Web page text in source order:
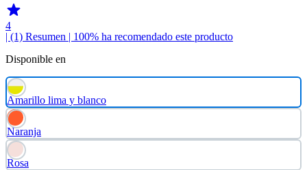
4
| (1) Resumen | 100% ha recomendado este producto
Disponible en
Amarillo lima y blanco
Naranja
Rosa